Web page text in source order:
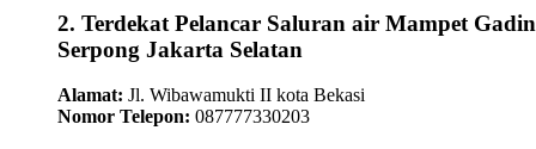
2. Terdekat Pelancar Saluran air Mampet
Serpong Jakarta Selatan
Alamat: Jl. Wibawamukti II kota Bekasi
Nomor Telepon: 087777330203